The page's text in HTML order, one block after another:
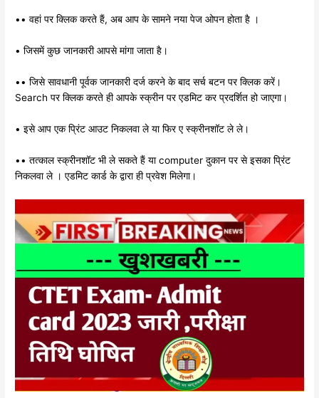
•• वहां पर क्लिक करते हैं, अब आप के सामने नया पेज ओपन होता है ।
• जिसमें कुछ जानकारी आपसे मांगा जाता है।
•• जिसे सावधानी पूर्वक जानकारी दर्ज करने के बाद सर्च बटन पर क्लिक करें।
Search पर क्लिक करते ही आपके स्क्रीन पर एडमिट कर प्रदर्शित हो जाएगा।
• इसे आप एक प्रिंट आउट निकलवा ले या फिर ए स्क्रीनशॉट ले ले।
•• तत्काल स्क्रीनशॉट भी ले सकते हैं या computer दुकान पर से इसका प्रिंट
निकलवा ले । एडमिट कार्ड के द्वारा ही प्रवेश मिलेगा।